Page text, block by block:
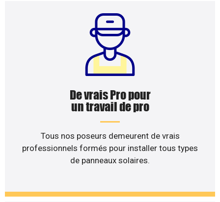
De vrais Pro pour
un travail de pro
Tous nos poseurs demeurent de vrais
professionnels formés pour installer tous types
de panneaux solaires.